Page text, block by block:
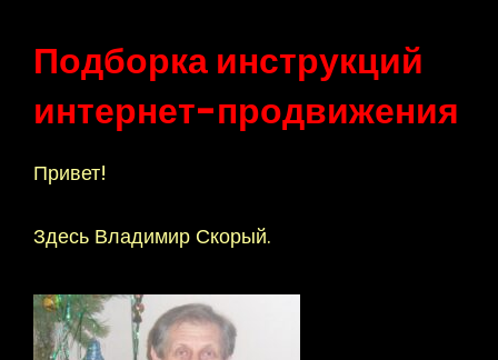
Подборка инструкций
интернет-продвижения
Привет!
Здесь Владимир Скорый.